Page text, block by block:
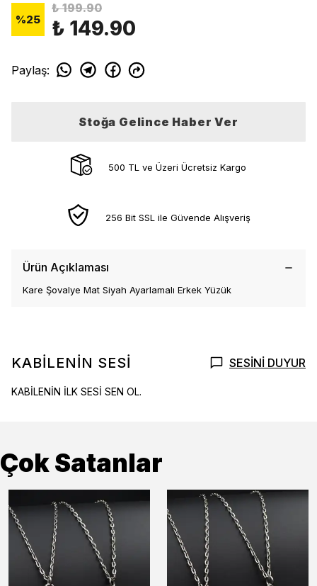
%25
₺ 199.90
₺ 149.90
Paylaş:
Stoğa Gelince Haber Ver
500 TL ve Üzeri Ücretsiz Kargo
256 Bit SSL ile Güvende Alışveriş
Ürün Açıklaması
Kare Şovalye Mat Siyah Ayarlamalı Erkek Yüzük
KABİLENİN SESİ SESİNİ DUYUR
KABİLENİN İLK SESİ SEN OL.
Çok Satanlar